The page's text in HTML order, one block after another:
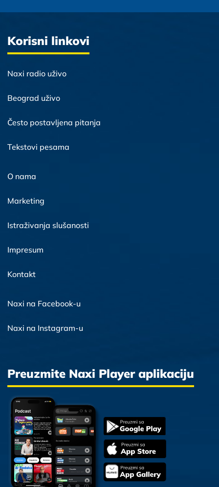
Korisni linkovi
Naxi radio uživo
Beograd uživo
Često postavljena pitanja
Tekstovi pesama
O nama
Marketing
Istraživanja slušanosti
Impresum
Kontakt
Naxi na Facebook-u
Naxi na Instagram-u
Preuzmite Naxi Player aplikaciju